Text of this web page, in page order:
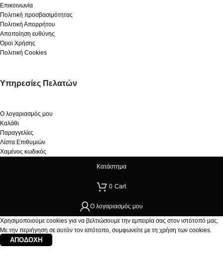
Επικοινωνία
Πολιτική προσβασιμότητας
Πολιτική Απορρήτου
Αποποίηση ευθύνης
Όροι Χρήσης
Πολιτική Cookies
Υπηρεσίες Πελατών
Ο λογαριασμός μου
Καλάθι
Παραγγελίες
Λίστα Επιθυμιών
Χαμένος κωδικός
Κατάστημα
0 Cart
Ο λογαριασμός μου
Χρησιμοποιούμε cookies για να βελτιώσουμε την εμπειρία σας στον ιστότοπό μας.
Με την περιήγηση σε αυτόν τον ιστότοπο, συμφωνείτε με τη χρήση των cookies.
ΑΠΟΔΟΧΉ